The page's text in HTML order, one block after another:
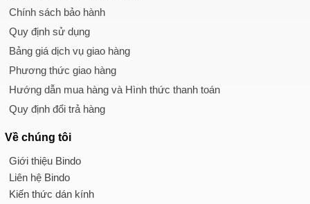
Chính sách bảo hành
Quy định sử dụng
Bảng giá dịch vụ giao hàng
Phương thức giao hàng
Hướng dẫn mua hàng và Hình thức thanh toán
Quy định đổi trả hàng
Về chúng tôi
Giới thiệu Bindo
Liên hệ Bindo
Kiến thức dán kính